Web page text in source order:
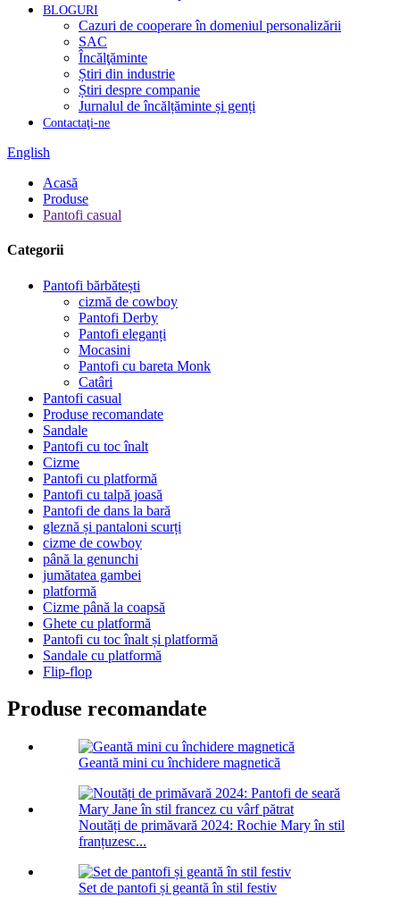
BLOGURI
Cazuri de cooperare în domeniul personalizării
SAC
Încălţăminte
Știri din industrie
Știri despre companie
Jurnalul de încălțăminte și genți
Contactaţi-ne
English
Acasă
Produse
Pantofi casual
Categorii
Pantofi bărbătești
cizmă de cowboy
Pantofi Derby
Pantofi eleganți
Mocasini
Pantofi cu bareta Monk
Catâri
Pantofi casual
Produse recomandate
Sandale
Pantofi cu toc înalt
Cizme
Pantofi cu platformă
Pantofi cu talpă joasă
Pantofi de dans la bară
gleznă și pantaloni scurți
cizme de cowboy
până la genunchi
jumătatea gambei
platformă
Cizme până la coapsă
Ghete cu platformă
Pantofi cu toc înalt și platformă
Sandale cu platformă
Flip-flop
Produse recomandate
Geantă mini cu închidere magnetică
Noutăți de primăvară 2024: Rochie Mary în stil
franțuzesc...
Set de pantofi și geantă în stil festiv